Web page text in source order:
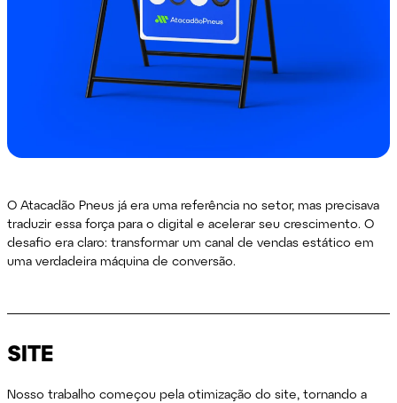
O Atacadão Pneus já era uma referência no setor, mas precisava
traduzir essa força para o digital e acelerar seu crescimento. O
desafio era claro: transformar um canal de vendas estático em
uma verdadeira máquina de conversão.
SITE
Nosso trabalho começou pela otimização do site, tornando a